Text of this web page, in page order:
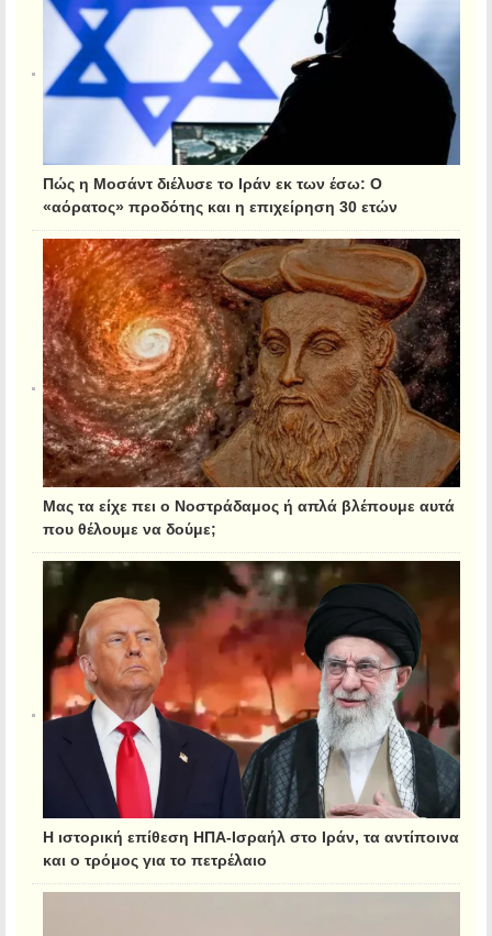
Πώς η Μοσάντ διέλυσε το Ιράν εκ των έσω: Ο
«αόρατος» προδότης και η επιχείρηση 30 ετών
Μας τα είχε πει ο Νοστράδαμος ή απλά βλέπουμε αυτά
που θέλουμε να δούμε;
Η ιστορική επίθεση ΗΠΑ-Ισραήλ στο Ιράν, τα αντίποινα
και ο τρόμος για το πετρέλαιο